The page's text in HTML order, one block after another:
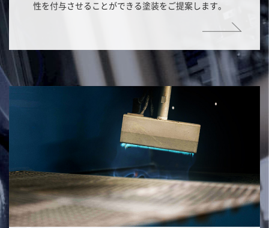
性を付与させることができる塗装をご提案します。